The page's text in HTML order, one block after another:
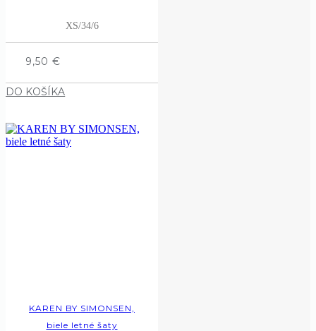
XS/34/6
9,50 €
DO KOŠÍKA
KAREN BY SIMONSEN,
biele letné šaty